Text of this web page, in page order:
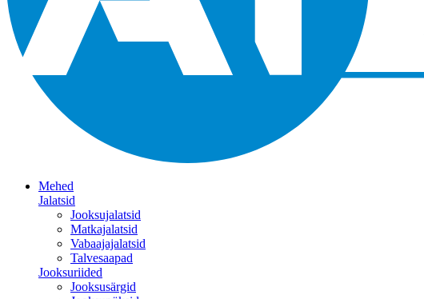
Mehed
Jalatsid
Jooksujalatsid
Matkajalatsid
Vabaajajalatsid
Talvesaapad
Jooksuriided
Jooksusärgid